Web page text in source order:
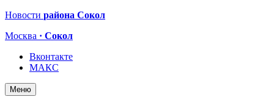
Новости района Сокол
Москва · Сокол
Вконтакте
МАКС
Меню